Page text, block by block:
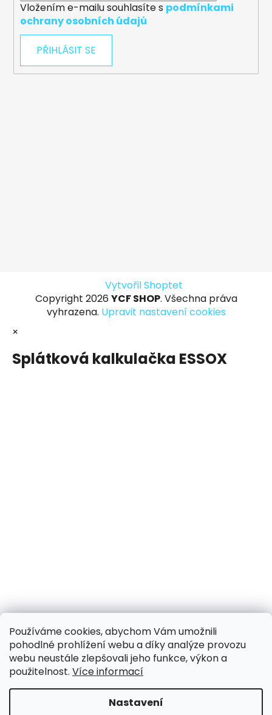
Používáme cookies, abychom Vám umožnili
pohodlné prohlížení webu a díky analýze provozu
webu neustále zlepšovali jeho funkce, výkon a
použitelnost. Více informací
Nastavení
Vložením e-mailu souhlasíte s podmínkami
ochrany osobních údajů
PŘIHLÁSIT SE
Vytvořil Shoptet
Copyright 2026 YCF SHOP. Všechna práva
vyhrazena. Upravit nastavení cookies
×
Splátková kalkulačka ESSOX